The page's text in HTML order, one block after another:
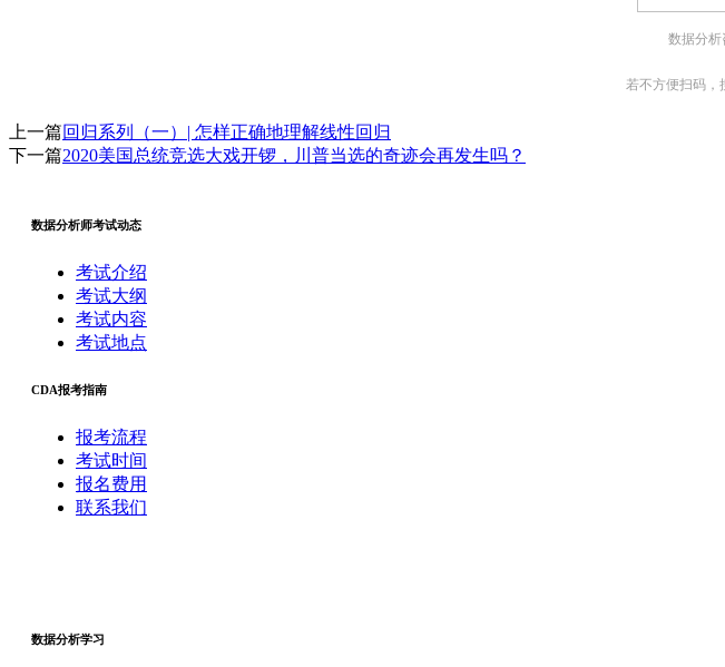
数据分析
若不方便扫码，
上一篇回归系列（一）| 怎样正确地理解线性回归
下一篇2020美国总统竞选大戏开锣，川普当选的奇迹会再发生吗？
数据分析师考试动态
考试介绍
考试大纲
考试内容
考试地点
CDA报考指南
报考流程
考试时间
报名费用
联系我们
数据分析学习